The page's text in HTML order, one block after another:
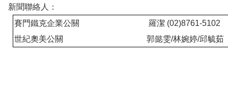
新聞聯絡人：
賽門鐵克企業公關
羅潔(02)8761-5102
世紀奧美公關
郭懿雯/林婉婷/邱毓茹